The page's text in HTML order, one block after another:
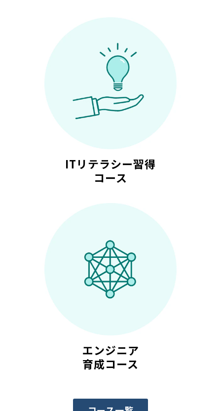
ITリテラシー習得
コース
エンジニア
育成コース